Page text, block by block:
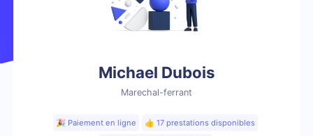
Michael Dubois
Marechal-ferrant
🎉 Paiement en ligne
👍 17 prestations disponibles